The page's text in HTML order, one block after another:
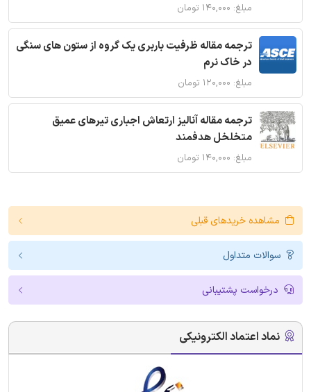
مبلغ: ۱۴۰,۰۰۰ تومان
ترجمه مقاله ظرفیت باربری یک گروه از ستون های سنگی
در خاک نرم
مبلغ: ۱۲۰,۰۰۰ تومان
ترجمه مقاله آنالیز ارتعاش اجباری تیرهای عمیق
متخلخل هدفمند
مبلغ: ۱۴۰,۰۰۰ تومان
مشاهده خریدهای قبلی
سوالات متداول
درخواست پشتیبانی
نماد اعتماد الکترونیکی